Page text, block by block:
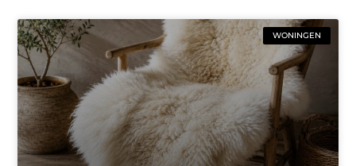
WONINGEN